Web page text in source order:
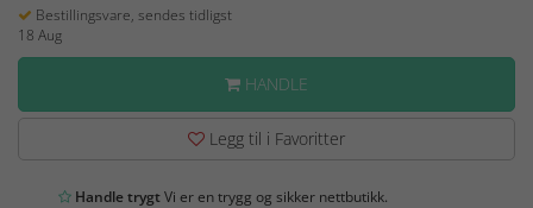
Bestillingsvare, sendes tidligst
18 Aug
HANDLE
Legg til i Favoritter
Handle trygtVi er en trygg og sikker nettbutikk.